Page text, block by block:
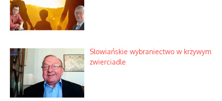
Słowiańskie wybraniectwo w krzywym
zwierciadle